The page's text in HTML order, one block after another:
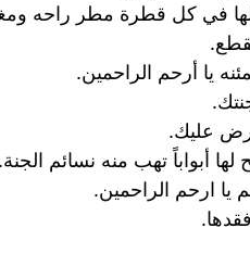
في كل قطرة مطر راحه
يا أرحم الراحمين.
عليك.
لها أبواباً تهب منه نسائم
ارحم الراحمين.